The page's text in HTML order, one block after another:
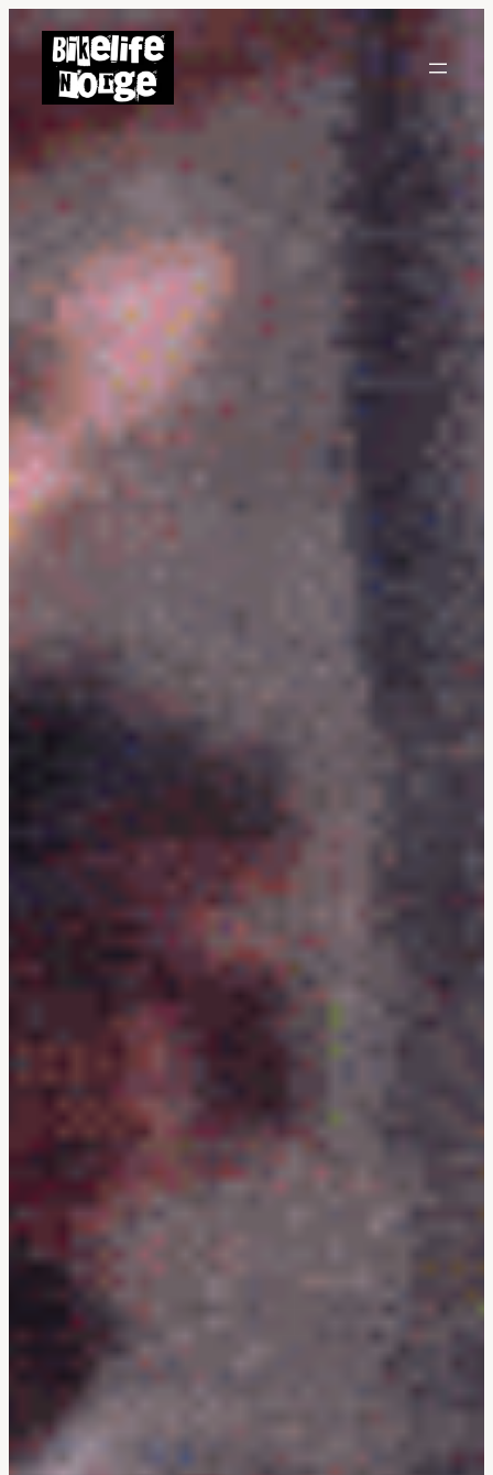
Hopp
til
innhold